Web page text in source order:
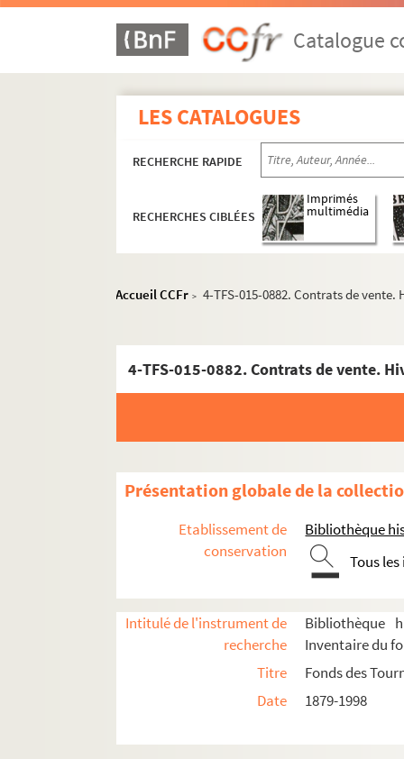
Catalogue
LES CATALOGUES
RECHERCHE RAPIDE
RECHERCHES CIBLÉES
Imprimés
multimédia
Accueil CCFr > 4-TFS-015-0882. Contrats de vente.
4-TFS-015-0882. Contrats de vente.
Présentation globale de la
Etablissement de
conservation
Bibliothèque
Tous
Intitulé de l'instrument de
recherche
Bibliothèque
Inventaire du
Titre
Fonds des
Date
1879-1998